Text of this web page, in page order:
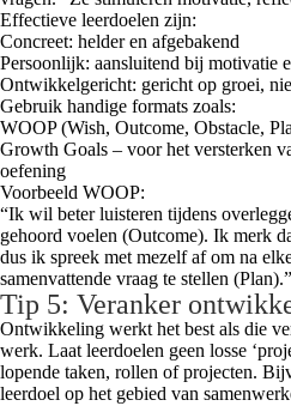
Effectieve leerdoelen zijn:
Concreet: helder en afgebakend
Persoonlijk: aansluitend bij motivatie
Ontwikkelgericht: gericht op groei,
Gebruik handige formats zoals:
WOOP (Wish, Outcome, Obstacle,
Growth Goals – voor het versterken
oefening
Voorbeeld WOOP:
“Ik wil beter luisteren tijdens
gehoord voelen (Outcome). Ik merk
dus ik spreek met mezelf af om na
samenvattende vraag te stellen (Plan).”
Tip 5: Veranker
Ontwikkeling werkt het best als die
werk. Laat leerdoelen geen losse
lopende taken, rollen of projecten.
leerdoel op het gebied van